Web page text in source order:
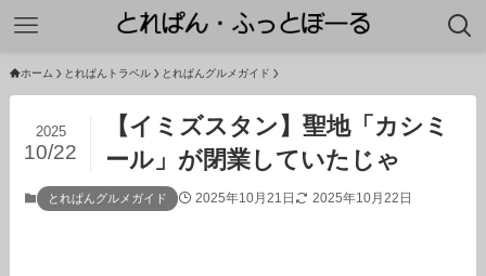
ホーム とれぱんトラベル とれぱんグルメガイド
【イミズスタン】聖地「カシミ
ール」が閉業していたじゃ
2025
10/22
とれぱんグルメガイド 2025年10月21日 2025年10月22日